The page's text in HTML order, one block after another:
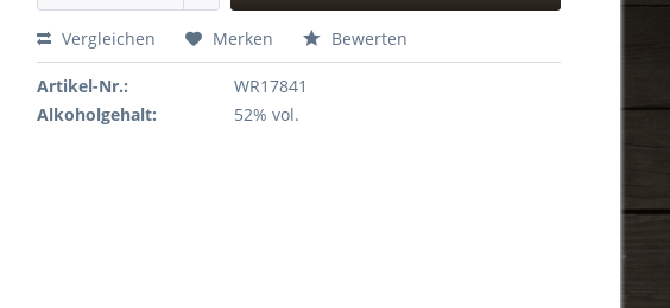
Hinzugefügt
Vergleichen Merken Bewerten
Artikel-Nr.:
WR17841
Alkoholgehalt:
52% vol.